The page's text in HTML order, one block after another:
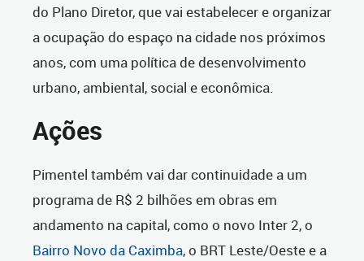
do Plano Diretor, que vai estabelecer e organizar
a ocupação do espaço na cidade nos próximos
anos, com uma política de desenvolvimento
urbano, ambiental, social e econômica.
Ações
Pimentel também vai dar continuidade a um
programa de R$ 2 bilhões em obras em
andamento na capital, como o novo Inter 2, o
Bairro Novo da Caximba, o BRT Leste/Oeste e a